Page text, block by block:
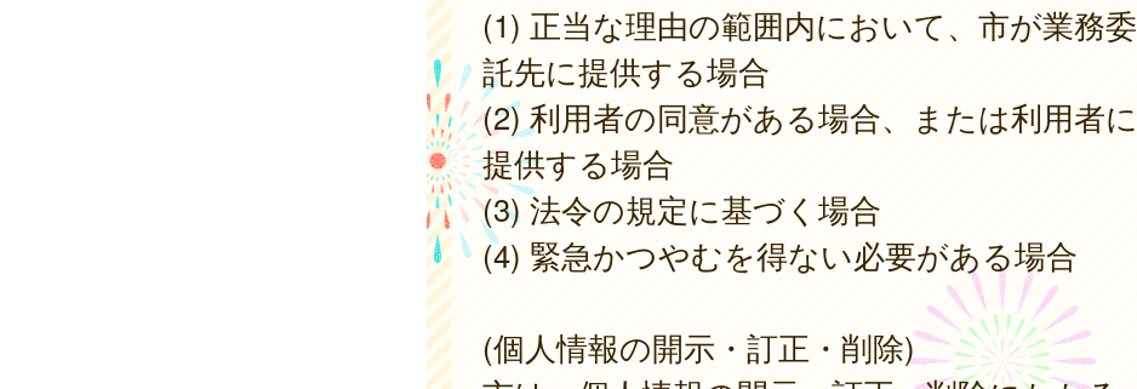
(1) 正当な理由の範囲内において、市が業務委
託先に提供する場合
(2) 利用者の同意がある場合、または利用者に
提供する場合
(3) 法令の規定に基づく場合
(4) 緊急かつやむを得ない必要がある場合
(個人情報の開示・訂正・削除)